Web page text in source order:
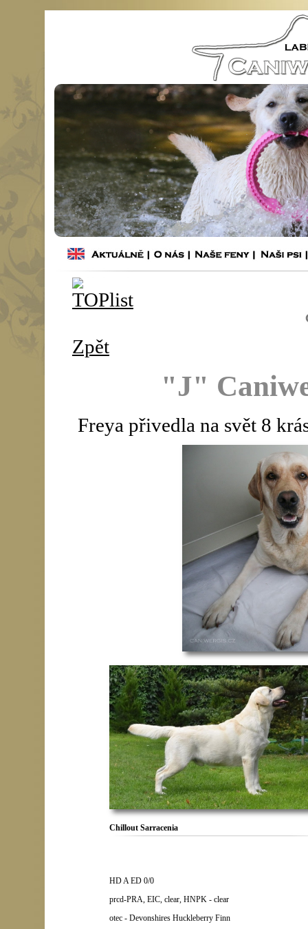
Zpět
"J"
Freya přivedla na svět 8
Chillout Sarracenia
HD A ED 0/0
prcd-PRA, EIC, clear, HNPK - clear
otec - Devonshires Huckleberry Finn